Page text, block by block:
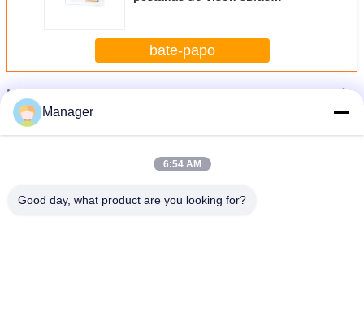
bate-papo
Mais
Manager
6:54 AM
Good day, what product are you looking for?